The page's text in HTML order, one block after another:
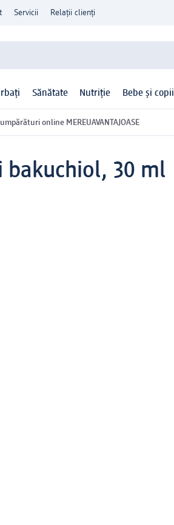
Servicii Relații clienți
Sănătate Nutriție Bebe și copii
online MEREUAVANTAJOASE
bakuchiol, 30 ml